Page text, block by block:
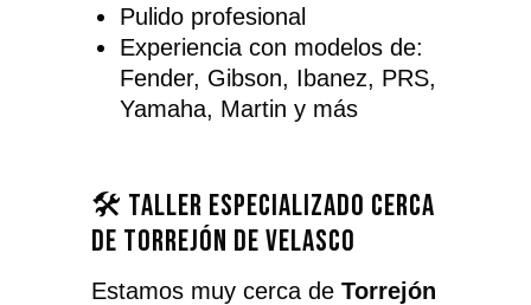
Pulido profesional
Experiencia con modelos de:
Fender, Gibson, Ibanez, PRS,
Yamaha, Martin y más
🛠️ Taller especializado cerca
de Torrejón de Velasco
Estamos muy cerca de Torrejón